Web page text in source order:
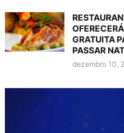
GRATUITA
PASSAR
dezembro 10,